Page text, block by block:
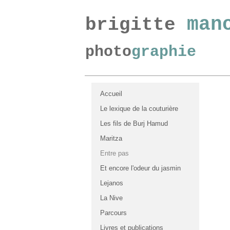
brigitte m
photographie
Accueil
Le lexique de la couturière
Les fils de Burj Hamud
Maritza
Entre pas
Et encore l'odeur du jasmin
Lejanos
La Nive
Parcours
Livres et publications